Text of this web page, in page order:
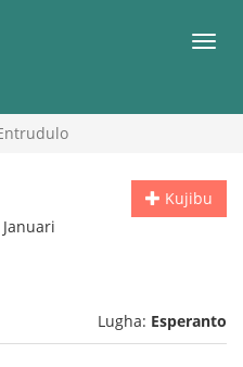
Kujibu
Januari
Lugha: Esperanto